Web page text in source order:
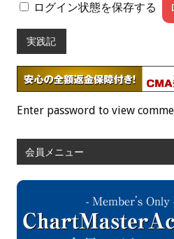
ログイン状態を保存する
実践記
Enter password to view
会員メニュー